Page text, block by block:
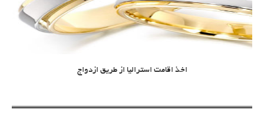
اخذ اقامت استرالیا از طریق ازدواج